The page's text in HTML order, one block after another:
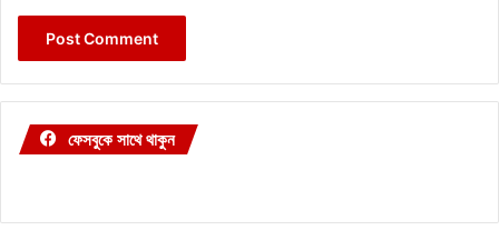
ফেসবুকে সাথে থাকুন